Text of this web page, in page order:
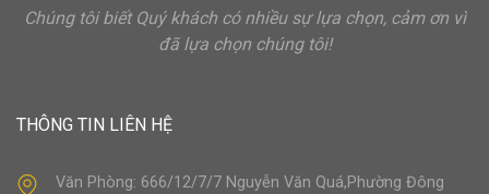
Chúng tôi biết Quý khách có nhiều sự lựa chọn, cảm ơn vì
đã lựa chọn chúng tôi!
THÔNG TIN LIÊN HỆ
Văn Phòng: 666/12/7/7 Nguyễn Văn Quá,Phường Đông